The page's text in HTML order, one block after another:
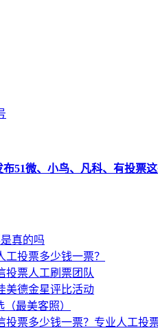
51微、小鸟、凡科、有投票
真的吗
投票多少钱一票？
投票人工刷票团队
美德金星评比活动
最美客照）
投票多少钱一票？专业人工投